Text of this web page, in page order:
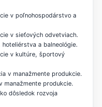
v poľnohospodárstvo a
v sieťových odvetviach.
a balneológie.
v kultúre, športový
v manažmente produkcie.
manažmente produkcie.
dôsledok rozvoja